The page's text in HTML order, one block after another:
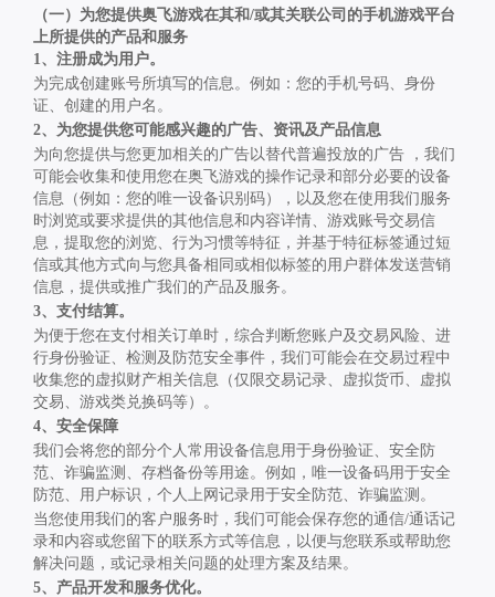
（一）为您提供奥飞游戏在其和/或其关联公司的手机游戏平台
上所提供的产品和服务
1、注册成为用户。
为完成创建账号所填写的信息。例如：您的手机号码、身份
证、创建的用户名。
2、为您提供您可能感兴趣的广告、资讯及产品信息
为向您提供与您更加相关的广告以替代普遍投放的广告 ，我们
可能会收集和使用您在奥飞游戏的操作记录和部分必要的设备
信息（例如：您的唯一设备识别码），以及您在使用我们服务
时浏览或要求提供的其他信息和内容详情、游戏账号交易信
息，提取您的浏览、行为习惯等特征，并基于特征标签通过短
信或其他方式向与您具备相同或相似标签的用户群体发送营销
信息，提供或推广我们的产品及服务。
3、支付结算。
为便于您在支付相关订单时，综合判断您账户及交易风险、进
行身份验证、检测及防范安全事件，我们可能会在交易过程中
收集您的虚拟财产相关信息（仅限交易记录、虚拟货币、虚拟
交易、游戏类兑换码等）。
4、安全保障
我们会将您的部分个人常用设备信息用于身份验证、安全防
范、诈骗监测、存档备份等用途。例如，唯一设备码用于安全
防范、用户标识，个人上网记录用于安全防范、诈骗监测。
当您使用我们的客户服务时，我们可能会保存您的通信/通话记
录和内容或您留下的联系方式等信息，以便与您联系或帮助您
解决问题，或记录相关问题的处理方案及结果。
5、产品开发和服务优化。